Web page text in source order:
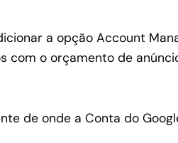
a opção Account
com o orçamento de
de onde a Conta do